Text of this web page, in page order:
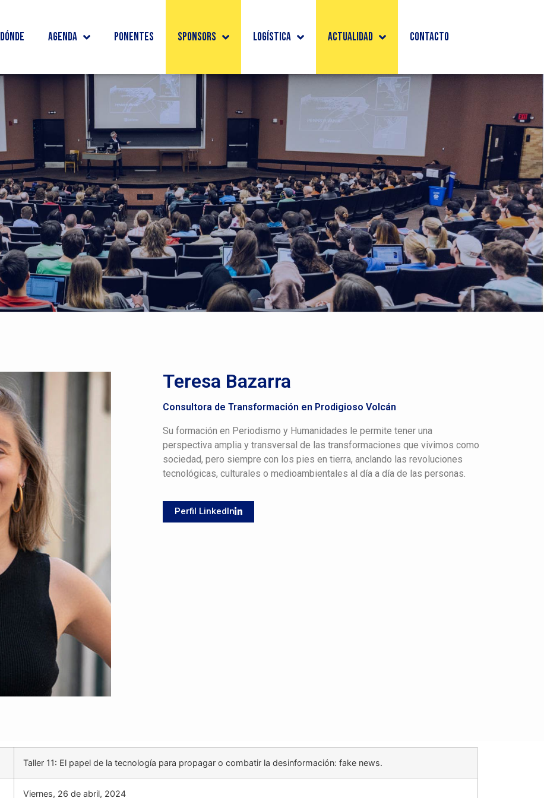
Dónde Agenda Ponentes Sponsors Logística Actualidad Contacto
Teresa Bazarra
Consultora de Transformación en Prodigioso Volcán
Su formación en Periodismo y Humanidades le permite tener una
perspectiva amplia y transversal de las transformaciones que vivimos como
sociedad, pero siempre con los pies en tierra, anclando las revoluciones
tecnológicas, culturales o medioambientales al día a día de las personas.
Perfil LinkedIn
Taller 11: El papel de la tecnología para propagar o combatir la desinformación: fake news.
Viernes, 26 de abril, 2024